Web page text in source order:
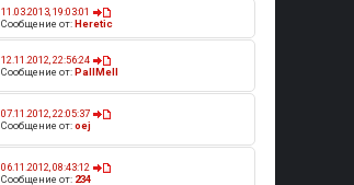
11.03.2013, 19:03:01
Сообщение от:Heretic
12.11.2012, 22:56:24
Сообщение от:PallMell
07.11.2012, 22:05:37
Сообщение от:oej
06.11.2012, 08:43:12
Сообщение от: 234